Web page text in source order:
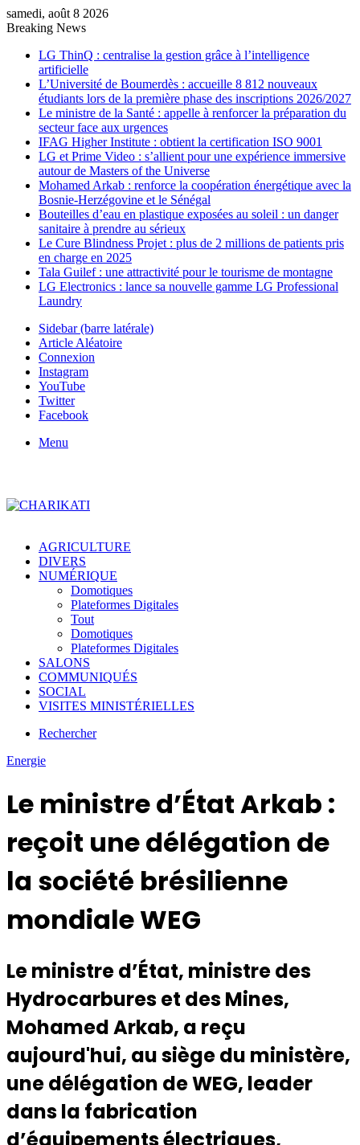
samedi, août 8 2026
Breaking News
LG ThinQ : centralise la gestion grâce à l’intelligence
artificielle
L’Université de Boumerdès : accueille 8 812 nouveaux
étudiants lors de la première phase des inscriptions 2026/2027
Le ministre de la Santé : appelle à renforcer la préparation du
secteur face aux urgences
IFAG Higher Institute : obtient la certification ISO 9001
LG et Prime Video : s’allient pour une expérience immersive
autour de Masters of the Universe
Mohamed Arkab : renforce la coopération énergétique avec la
Bosnie-Herzégovine et le Sénégal
Bouteilles d’eau en plastique exposées au soleil : un danger
sanitaire à prendre au sérieux
Le Cure Blindness Projet : plus de 2 millions de patients pris
en charge en 2025
Tala Guilef : une attractivité pour le tourisme de montagne
LG Electronics : lance sa nouvelle gamme LG Professional
Laundry
Sidebar (barre latérale)
Article Aléatoire
Connexion
Instagram
YouTube
Twitter
Facebook
Menu
AGRICULTURE
DIVERS
NUMÉRIQUE
Domotiques
Plateformes Digitales
Tout
Domotiques
Plateformes Digitales
SALONS
COMMUNIQUÉS
SOCIAL
VISITES MINISTÉRIELLES
Rechercher
Energie
Le ministre d’État Arkab :
reçoit une délégation de
la société brésilienne
mondiale WEG
Le ministre d’État, ministre des
Hydrocarbures et des Mines,
Mohamed Arkab, a reçu
aujourd'hui, au siège du ministère,
une délégation de WEG, leader
dans la fabrication
d’équipements électriques,